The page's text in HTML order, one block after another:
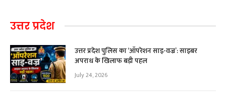
उत्तर प्रदेश
उत्तर प्रदेश पुलिस का ‘ऑपरेशन साइ-वज्र’: साइबर
अपराध के खिलाफ बड़ी पहल
July 24, 2026